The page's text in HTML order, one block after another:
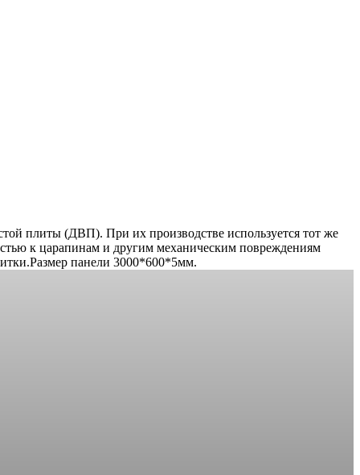
плиты (ДВП). При их производстве используется тот же
к царапинам и другим механическим повреждениям
панели 3000*600*5мм.